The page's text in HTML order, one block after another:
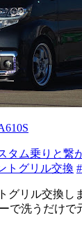
タム乗りと繋
トグリル交換
グリル交換し
で洗うだけで